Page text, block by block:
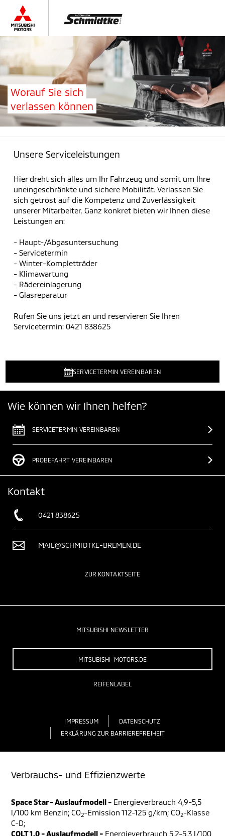
Worauf Sie sich
verlassen können
Unsere Serviceleistungen
Hier dreht sich alles um Ihr Fahrzeug und somit um Ihre
uneingeschränkte und sichere Mobilität. Verlassen Sie
sich getrost auf die Kompetenz und Zuverlässigkeit
unserer Mitarbeiter. Ganz konkret bieten wir Ihnen diese
Leistungen an:
- Haupt-/Abgasuntersuchung
- Servicetermin
- Winter-Kompletträder
- Klimawartung
- Rädereinlagerung
- Glasreparatur
Rufen Sie uns jetzt an und reservieren Sie Ihren
Servicetermin: 0421 838625
SERVICETERMIN VEREINBAREN
Wie können wir Ihnen helfen?
SERVICETERMIN VEREINBAREN
PROBEFAHRT VEREINBAREN
Kontakt
0421 838625
MAIL@SCHMIDTKE-BREMEN.DE
ZUR KONTAKTSEITE
MITSUBISHI NEWSLETTER
MITSUBISHI-MOTORS.DE
REIFENLABEL
IMPRESSUM
DATENSCHUTZ
ERKLÄRUNG ZUR BARRIEREFREIHEIT
Verbrauchs- und Effizienzwerte
Space Star - Auslaufmodell - Energieverbrauch 4,9-5,5
l/100 km Benzin; CO2-Emission 112-125 g/km; CO2-Klasse
C-D;
COLT 1.0 - Auslaufmodell - Energieverbrauch 5,2-5,3 l/100